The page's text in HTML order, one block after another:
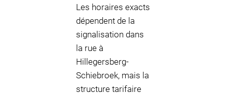
Les horaires exacts
dépendent de la
signalisation dans
la rue à
Hillegersberg-
Schiebroek, mais la
structure tarifaire